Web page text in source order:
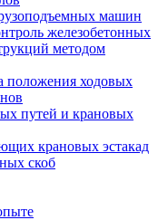
машин
железобетонных
методом
положения ходовых
путей и крановых
крановых эстакад
скоб